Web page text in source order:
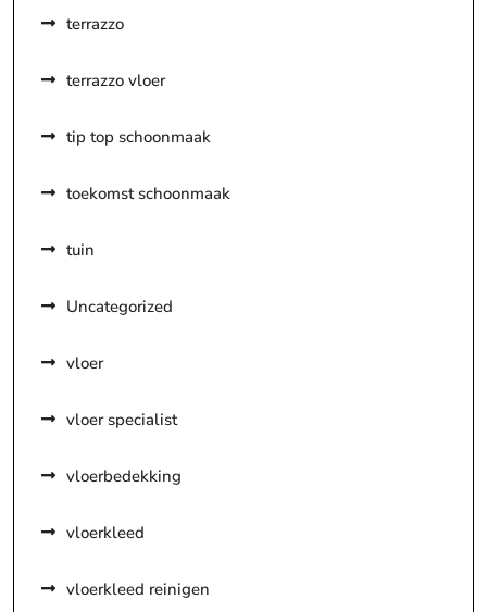
terrazzo
terrazzo vloer
tip top schoonmaak
toekomst schoonmaak
tuin
Uncategorized
vloer
vloer specialist
vloerbedekking
vloerkleed
vloerkleed reinigen